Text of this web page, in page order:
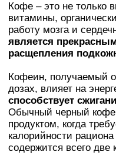
Кофе – это не только
витамины,
работу мозга и
является
расщепления
Кофеин, получаемый
дозах, влияет на
способствует
Обычный черный
продуктом, когда
калорийности
содержится всего две